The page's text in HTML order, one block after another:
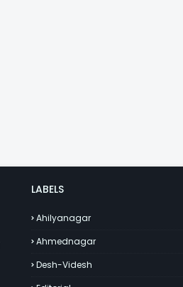
LABELS
Ahilyanagar
Ahmednagar
Desh-Videsh